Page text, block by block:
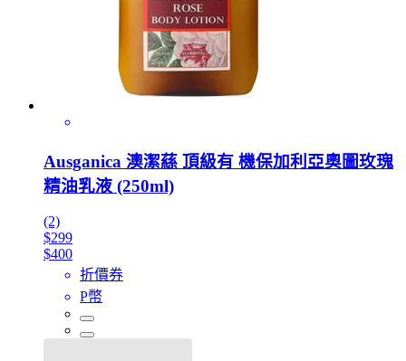
Ausganica 澳潔蕬 頂級有 機保加利亞奧圖玫瑰
精油乳液 (250ml)
(2)
$299
$400
折價券
P幣